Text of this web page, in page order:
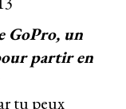
GoPro, un
partir en
tu peux